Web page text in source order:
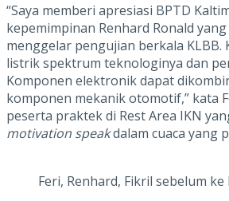
“Saya memberi apresiasi BPTD
kepemimpinan Renhard Ronald
menggelar pengujian berkala KLBB.
listrik spektrum teknologinya dan
Komponen elektronik dapat
komponen mekanik otomotif,” kata
peserta praktek di Rest Area IKN
motivation speakdalam cuaca yang
Feri, Renhard, Fikril sebelum ke